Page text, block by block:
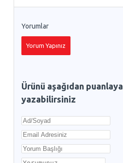
Yorumlar
Yorum Yapınız
Ürünü aşağıdan
yazabilirsiniz